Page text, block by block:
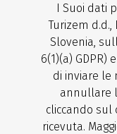
I Suoi dati
Turizem d.d.,
Slovenia,
6(1)(a)
di inviare le
annullare
cliccando sul
ricevuta.